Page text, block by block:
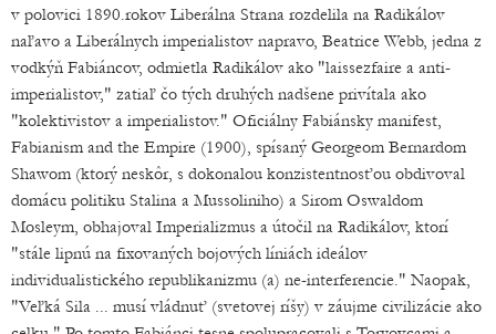
v polovici 1890.rokov Liberálna Strana rozdelila na Radikálov
naľavo a Liberálnych imperialistov napravo, Beatrice Webb, jedna z
vodkýň Fabiáncov, odmietla Radikálov ako "laissezfaire a anti-
imperialistov," zatiaľ čo tých druhých nadšene privítala ako
"kolektivistov a imperialistov." Oficiálny Fabiánsky manifest,
Fabianism and the Empire (1900), spísaný Georgeom Bernardom
Shawom (ktorý neskôr, s dokonalou konzistentnosťou obdivoval
domácu politiku Stalina a Mussoliniho) a Sirom Oswaldom
Mosleym, obhajoval Imperializmus a útočil na Radikálov, ktorí
"stále lipnú na fixovaných bojových líniách ideálov
individualistického republikanizmu (a) ne-interferencie." Naopak,
"Veľká Sila ... musí vládnuť (svetovej ríšy) v záujme civilizácie ako